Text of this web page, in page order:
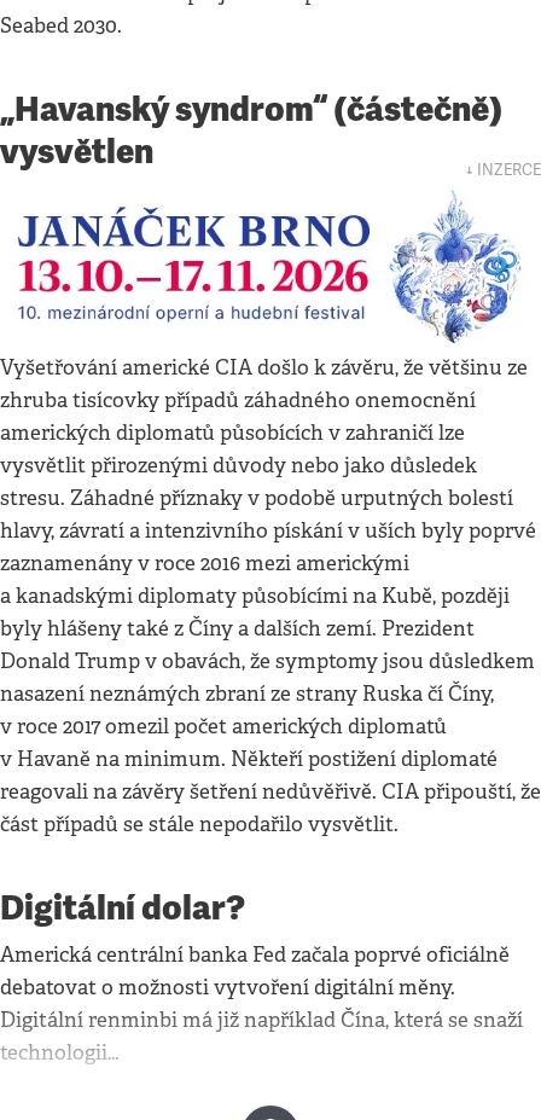
Seabed 2030.
„Havanský syndrom“ (částečně)
vysvětlen
↓ INZERCE
Vyšetřování americké CIA došlo k závěru, že většinu ze
zhruba tisícovky případů záhadného onemocnění
amerických diplomatů působících v zahraničí lze
vysvětlit přirozenými důvody nebo jako důsledek
stresu. Záhadné příznaky v podobě urputných bolestí
hlavy, závratí a intenzivního pískání v uších byly poprvé
zaznamenány v roce 2016 mezi americkými
a kanadskými diplomaty působícími na Kubě, později
byly hlášeny také z Číny a dalších zemí. Prezident
Donald Trump v obavách, že symptomy jsou důsledkem
nasazení neznámých zbraní ze strany Ruska čí Číny,
v roce 2017 omezil počet amerických diplomatů
v Havaně na minimum. Někteří postižení diplomaté
reagovali na závěry šetření nedůvěřivě. CIA připouští, že
část případů se stále nepodařilo vysvětlit.
Digitální dolar?
Americká centrální banka Fed začala poprvé oficiálně
debatovat o možnosti vytvoření digitální měny.
Digitální renminbi má již například Čína, která se snaží
technologii…